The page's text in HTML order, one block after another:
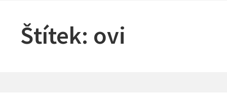
Štítek: ovi